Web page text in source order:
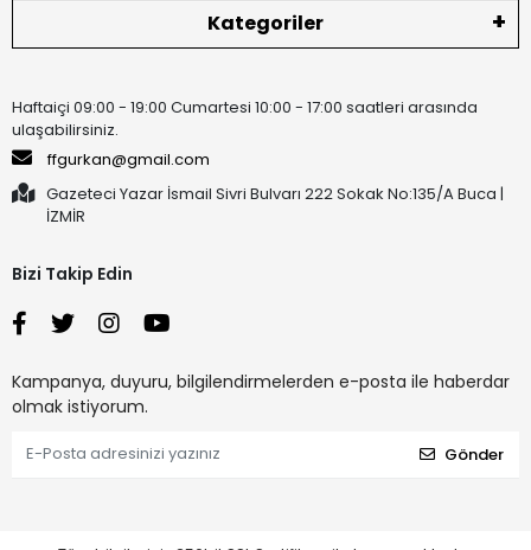
Kategoriler
Haftaiçi 09:00 - 19:00 Cumartesi 10:00 - 17:00 saatleri arasında
ulaşabilirsiniz.
ffgurkan@gmail.com
Gazeteci Yazar İsmail Sivri Bulvarı 222 Sokak No:135/A Buca |
İZMİR
Bizi Takip Edin
Kampanya, duyuru, bilgilendirmelerden e-posta ile haberdar
olmak istiyorum.
Gönder